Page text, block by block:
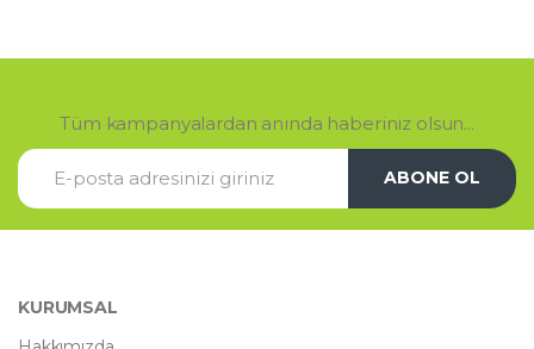
Tüm kampanyalardan anında haberiniz olsun...
ABONE OL
KURUMSAL